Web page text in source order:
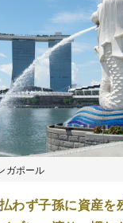
ガポール
わず子孫に資産を